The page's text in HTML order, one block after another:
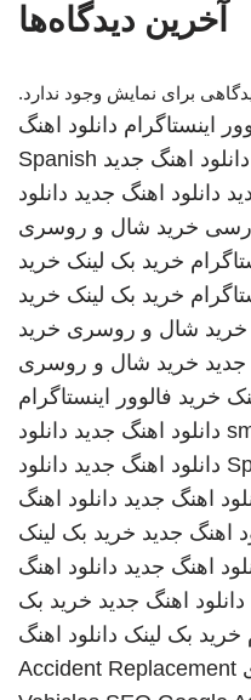
آخرین دیدگاه‌ها
برای نمایش وجود ندارد.
اینستاگرام دانلود اهنگ
دانلود اهنگ جدید Spanish
دانلود اهنگ جدید دانلود
خرید شال و روسری
خرید بک لینک خرید
خرید بک لینک خرید
خرید شال و روسری خرید
جدید خرید شال و روسری
خرید فالوور اینستاگرام
دانلود اهنگ جدید دانلود
دانلود اهنگ جدید دانلود
اهنگ جدید دانلود اهنگ
اهنگ جدید خرید بک لینک
اهنگ جدید دانلود اهنگ
دانلود اهنگ جدید خرید بک
خرید بک لینک دانلود اهنگ
Accident Replacement